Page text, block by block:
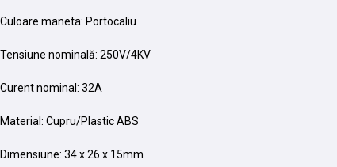
Culoare maneta: Portocaliu
Tensiune nominală: 250V/4KV
Curent nominal: 32A
Material: Cupru/Plastic ABS
Dimensiune: 34 x 26 x 15mm